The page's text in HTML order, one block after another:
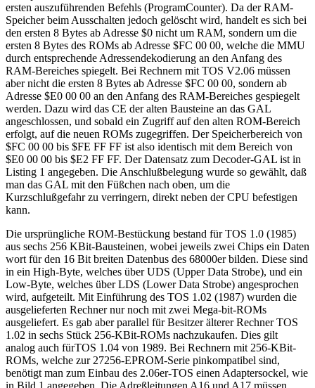
ersten auszuführenden Befehls (ProgramCounter). Da der RAM-
Speicher beim Ausschalten jedoch gelöscht wird, handelt es sich bei
den ersten 8 Bytes ab Adresse $0 nicht um RAM, sondern um die
ersten 8 Bytes des ROMs ab Adresse $FC 00 00, welche die MMU
durch entsprechende Adressendekodierung an den Anfang des
RAM-Bereiches spiegelt. Bei Rechnern mit TOS V2.06 müssen
aber nicht die ersten 8 Bytes ab Adresse $FC 00 00, sondern ab
Adresse $E0 00 00 an den Anfang des RAM-Bereiches gespiegelt
werden. Dazu wird das CE der alten Bausteine an das GAL
angeschlossen, und sobald ein Zugriff auf den alten ROM-Bereich
erfolgt, auf die neuen ROMs zugegriffen. Der Speicherbereich von
$FC 00 00 bis $FE FF FF ist also identisch mit dem Bereich von
$E0 00 00 bis $E2 FF FF. Der Datensatz zum Decoder-GAL ist in
Listing 1 angegeben. Die Anschlußbelegung wurde so gewählt, daß
man das GAL mit den Füßchen nach oben, um die
Kurzschlußgefahr zu verringern, direkt neben der CPU befestigen
kann.
Die ursprüngliche ROM-Bestückung bestand für TOS 1.0 (1985)
aus sechs 256 KBit-Bausteinen, wobei jeweils zwei Chips ein Daten
wort für den 16 Bit breiten Datenbus des 68000er bilden. Diese sind
in ein High-Byte, welches über UDS (Upper Data Strobe), und ein
Low-Byte, welches über LDS (Lower Data Strobe) angesprochen
wird, aufgeteilt. Mit Einführung des TOS 1.02 (1987) wurden die
ausgelieferten Rechner nur noch mit zwei Mega-bit-ROMs
ausgeliefert. Es gab aber parallel für Besitzer älterer Rechner TOS
1.02 in sechs Stück 256-KBit-ROMs nachzukaufen. Dies gilt
analog auch fürTOS 1.04 von 1989. Bei Rechnern mit 256-KBit-
ROMs, welche zur 27256-EPROM-Serie pinkompatibel sind,
benötigt man zum Einbau des 2.06er-TOS einen Adaptersockel, wie